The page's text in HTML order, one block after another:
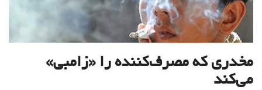
مخدری که مصرف‌کننده را «زامبی»
می‌کند